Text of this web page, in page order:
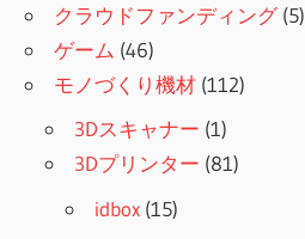
クラウドファンディング(5)
ゲーム (46)
モノづくり機材 (112)
3Dスキャナー (1)
3Dプリンター (81)
idbox (15)